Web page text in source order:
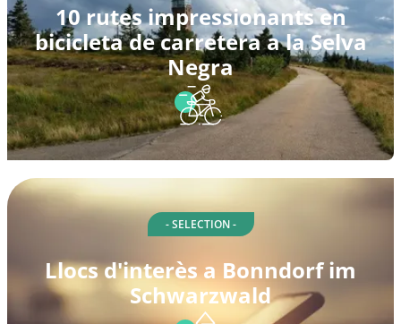
10 rutes impressionants en
bicicleta de carretera a la Selva
Negra
- SELECTION -
Llocs d'interès a Bonndorf im
Schwarzwald